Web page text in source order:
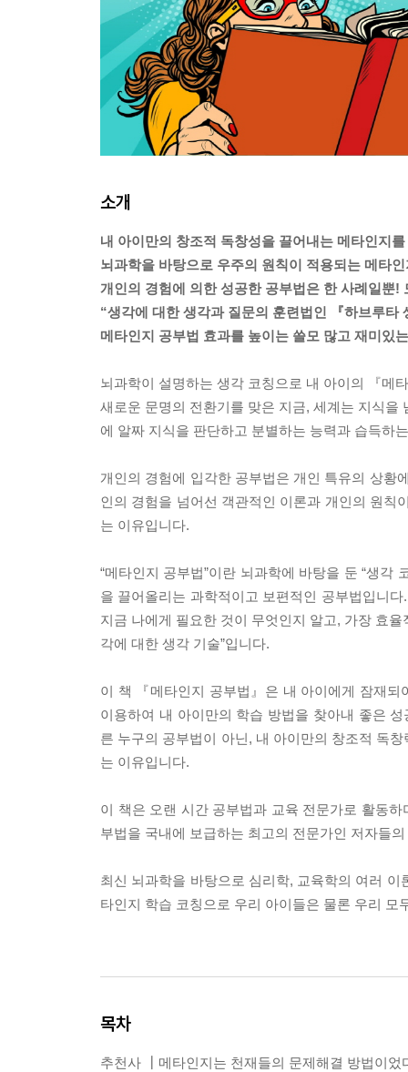
소개
내 아이만의 창조적 독창성을 끌어내는 메타인지
뇌과학을 바탕으로 우주의 원칙이 적용되는 메타
개인의 경험에 의한 성공한 공부법은 한 사례일뿐!
“생각에 대한 생각과 질문의 훈련법인 『하브루
메타인지 공부법 효과를 높이는 쓸모 많고 재미있
뇌과학이 설명하는 생각 코칭으로 내 아이의 『메
새로운 문명의 전환기를 맞은 지금, 세계는 지식
에 알짜 지식을 판단하고 분별하는 능력과 습득하
개인의 경험에 입각한 공부법은 개인 특유의 상황
인의 경험을 넘어선 객관적인 이론과 개인의 원칙
는 이유입니다.
“메타인지 공부법”이란 뇌과학에 바탕을 둔 “생
을 끌어올리는 과학적이고 보편적인 공부법입니
지금 나에게 필요한 것이 무엇인지 알고, 가장 효
각에 대한 생각 기술”입니다.
이 책 『메타인지 공부법』은 내 아이에게 잠재되
이용하여 내 아이만의 학습 방법을 찾아내 좋은
른 누구의 공부법이 아닌, 내 아이만의 창조적 독
는 이유입니다.
이 책은 오랜 시간 공부법과 교육 전문가로 활동
부법을 국내에 보급하는 최고의 전문가인 저자들
최신 뇌과학을 바탕으로 심리학, 교육학의 여러
타인지 학습 코칭으로 우리 아이들은 물론 우리
목차
추천사 ┃메타인지는 천재들의 문제해결 방법이었